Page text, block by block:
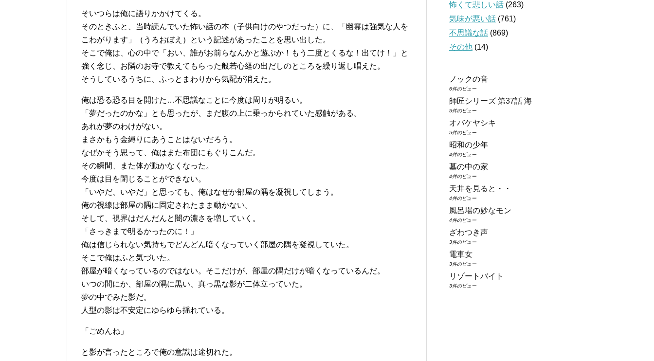
そいつらは俺に語りかかけてくる。
そのときふと、当時読んでいた怖い話の本（子供向けのやつだった）に、「幽霊は強気な人を
こわがります」（うろおぼえ）という記述があったことを思い出した。
そこで俺は、心の中で「おい、誰がお前らなんかと遊ぶか！もう二度とくるな！出てけ！」と
強く念じ、お隣のお寺で教えてもらった般若心経の出だしのところを繰り返し唱えた。
そうしているうちに、ふっとまわりから気配が消えた。
俺は恐る恐る目を開けた…不思議なことに今度は周りが明るい。
「夢だったのかな」とも思ったが、まだ腹の上に乗っかられていた感触がある。
あれが夢のわけがない。
まさかもう金縛りにあうことはないだろう。
なぜかそう思って、俺はまた布団にもぐりこんだ。
その瞬間、また体が動かなくなった。
今度は目を閉じることができない。
「いやだ、いやだ」と思っても、俺はなぜか部屋の隅を凝視してしまう。
俺の視線は部屋の隅に固定されたまま動かない。
そして、視界はだんだんと闇の濃さを増していく。
「さっきまで明るかったのに！」
俺は信じられない気持ちでどんどん暗くなっていく部屋の隅を凝視していた。
そこで俺はふと気づいた。
部屋が暗くなっているのではない。そこだけが、部屋の隅だけが暗くなっているんだ。
いつの間にか、部屋の隅に黒い、真っ黒な影が二体立っていた。
夢の中でみた影だ。
人型の影は不安定にゆらゆら揺れている。
「ごめんね」
と影が言ったところで俺の意識は途切れた。
怖くて悲しい話 (263)
気味が悪い話 (761)
不思議な話 (869)
その他 (14)
ノックの音
6件のビュー
師匠シリーズ 第37話 海
5件のビュー
オバケヤシキ
5件のビュー
昭和の少年
4件のビュー
墓の中の家
4件のビュー
天井を見ると・・
4件のビュー
風呂場の妙なモン
4件のビュー
ざわつき声
3件のビュー
電車女
3件のビュー
リゾートバイト
3件のビュー